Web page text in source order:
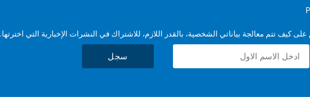
كيف تتم معالجة بياناتي الشخصية، بالقدر اللازم، للاشتراك في النشرات الإخبارية التي اخترتها.
سجل